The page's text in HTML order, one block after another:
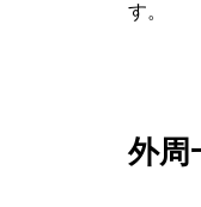
す。
外周